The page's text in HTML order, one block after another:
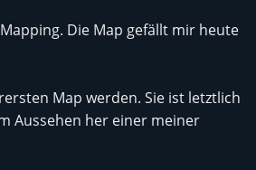
Die Map gefällt mir heute
Map werden. Sie ist letztlich
Aussehen her einer meiner